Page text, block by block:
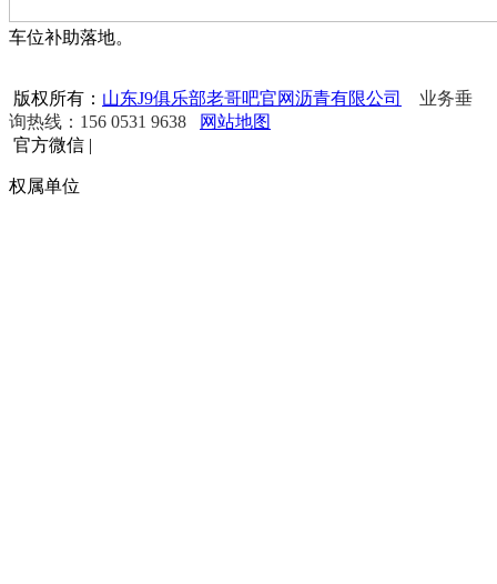
车位补助落地。
版权所有： 山东J9俱乐部老哥吧官网沥青有限公司
业务垂
询热线：156 0531 9638
网站地图
官方微信 |
权属单位